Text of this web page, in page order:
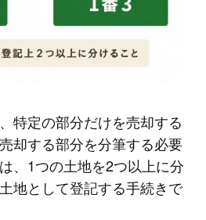
特定の部分だけを売却する
却する部分を分筆する必要
、1つの土地を2つ以上に分
地として登記する手続きで